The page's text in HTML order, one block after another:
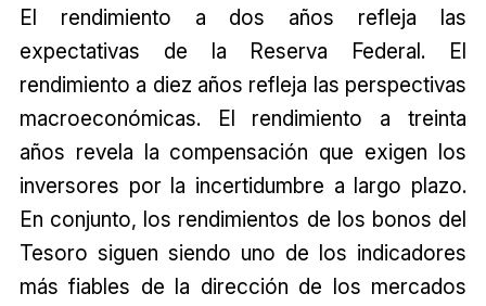
El rendimiento a dos años refleja las
expectativas de la Reserva Federal. El
rendimiento a diez años refleja las perspectivas
macroeconómicas. El rendimiento a treinta
años revela la compensación que exigen los
inversores por la incertidumbre a largo plazo.
En conjunto, los rendimientos de los bonos del
Tesoro siguen siendo uno de los indicadores
más fiables de la dirección de los mercados